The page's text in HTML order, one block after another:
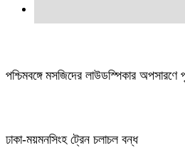
পশ্চিমবঙ্গে মসজিদের লাউডস্পিকার অপসারণে
ঢাকা-ময়মনসিংহ ট্রেন চলাচল বন্ধ